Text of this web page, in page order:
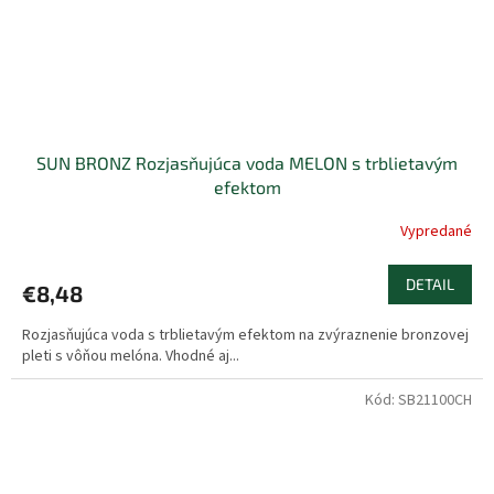
SUN BRONZ Rozjasňujúca voda MELON s trblietavým
efektom
Vypredané
€8,48 DETAIL
Rozjasňujúca voda s trblietavým efektom na zvýraznenie bronzovej
pleti s vôňou melóna. Vhodné aj...
Kód: SB21100CH